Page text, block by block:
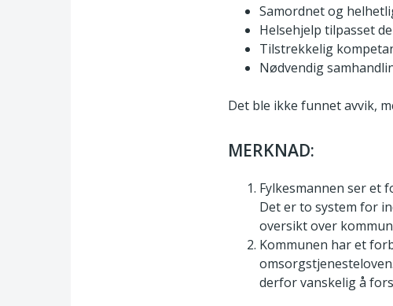
Samordnet og
Helsehjelp tilpasset
Tilstrekkelig
Nødvendig
Det ble ikke funnet avvik,
MERKNAD:
Fylkesmannen ser et
Det er to system for
oversikt over
Kommunen har et
derfor vanskelig å